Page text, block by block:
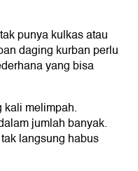
punya kulkas atau
daging kurban perlu
yang bisa
kali melimpah.
jumlah banyak.
langsung habus